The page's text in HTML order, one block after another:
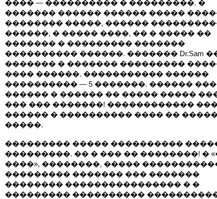
���� — ���������� � ���������. �
������� ������ ������ �����
�������� �����, ������
������, � ����� ����, �� � ����� ��
������� � ��������� �������
���������� ������. ������� Dr.Sam
������� � ������� ���������
���� ������. ����������� ������
���������� — 5 �������. ������
������ � ������ �� ����� �����
��� ��� �������! ������������
������ � ���������� ���� ��
�����.
��������� ����� ����������
���������. �� � ��� �� ��������! �
����», ��������, �����
��������� ������� ��� �������
�������� ���������������� � �
��������� ����������